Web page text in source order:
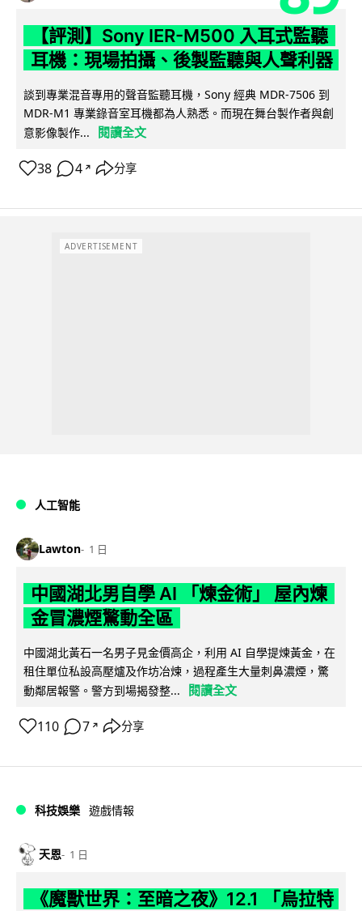
【評測】Sony IER-M500 入耳式監聽
耳機：現場拍攝、後製監聽與人聲利器
談到專業混音專用的聲音監聽耳機，Sony 經典 MDR-7506 到
MDR-M1 專業錄音室耳機都為人熟悉。而現在舞台製作者與創
意影像製作...
閱讀全文
38 4 ↗ 分享
ADVERTISEMENT
人工智能
Lawton 1 日
中國湖北男自學 AI 「煉金術」 屋內煉
金冒濃煙驚動全區
中國湖北黃石一名男子見金價高企，利用 AI 自學提煉黃金，在
租住單位私設高壓爐及作坊冶煉，過程產生大量刺鼻濃煙，驚
動鄰居報警。警方到場揭發整...
閱讀全文
110 7 ↗ 分享
科技娛樂 遊戲情報
天恩 1 日
《魔獸世界：至暗之夜》12.1 「烏拉特